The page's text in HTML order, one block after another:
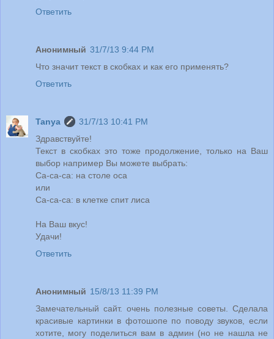
Ответить
Анонимный 31/7/13 9:44 PM
Что значит текст в скобках и как его применять?
Ответить
Tanya
31/7/13 10:41 PM
Здравствуйте!
Текст в скобках это тоже продолжение, только на Ваш
выбор например Вы можете выбрать:
Са-са-са: на столе оса
или
Са-са-са: в клетке спит лиса
На Ваш вкус!
Удачи!
Ответить
Анонимный 15/8/13 11:39 PM
Замечательный сайт. очень полезные советы. Сделала
красивые картинки в фотошопе по поводу звуков, если
хотите, могу поделиться вам в админ (но не нашла не